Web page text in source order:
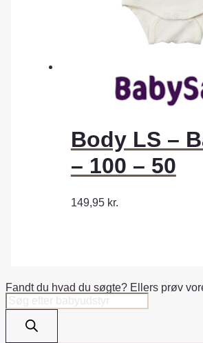
Body LS –
– 100 – 50
149,95 kr.
Fandt du hvad du søgte? Ellers prøv
Products
search